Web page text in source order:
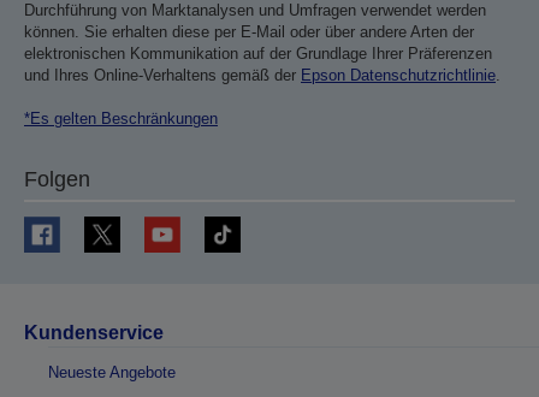
Durchführung von Marktanalysen und Umfragen verwendet werden
können. Sie erhalten diese per E-Mail oder über andere Arten der
elektronischen Kommunikation auf der Grundlage Ihrer Präferenzen
und Ihres Online-Verhaltens gemäß der Epson Datenschutzrichtlinie.
*Es gelten Beschränkungen
Folgen
Kundenservice
Neueste Angebote